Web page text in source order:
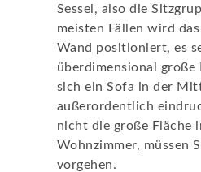
Sessel, also die
meisten Fällen wird
Wand positioniert, es
überdimensional große
sich ein Sofa in der
außerordentlich
nicht die große Fläche
Wohnzimmer, müssen
vorgehen.